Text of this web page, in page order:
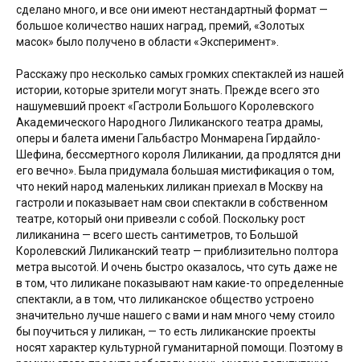
сделано много, и все они имеют нестандартный формат —
большое количество наших наград, премий, «Золотых
масок» было получено в области «Эксперимент».
Расскажу про несколько самых громких спектаклей из нашей
истории, которые зрители могут знать. Прежде всего это
нашумевший проект «Гастроли Большого Королевского
Академического Народного Лиликанского театра драмы,
оперы и балета имени Гальбастро Монмарена Гирдайло-
Шефина, бессмертного короля Лиликании, да продлятся дни
его вечно». Была придумала большая мистификация о том,
что некий народ маленьких лиликан приехал в Москву на
гастроли и показывает нам свои спектакли в собственном
театре, который они привезли с собой. Поскольку рост
лиликанина — всего шесть сантиметров, то Большой
Королевский Лиликанский театр — приблизительно полтора
метра высотой. И очень быстро оказалось, что суть даже не
в том, что лиликане показывают нам какие-то определенные
спектакли, а в том, что лиликанское общество устроено
значительно лучше нашего с вами и нам много чему стоило
бы поучиться у лиликан, — то есть лиликанские проекты
носят характер культурной гуманитарной помощи. Поэтому в